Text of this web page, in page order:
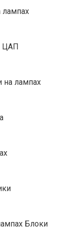
лампах
ЦАП
на лампах
Блоки